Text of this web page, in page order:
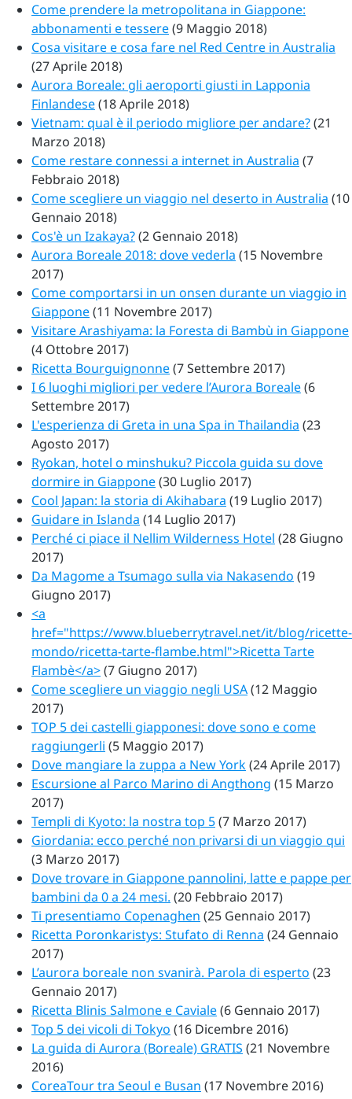
Come prendere la metropolitana in Giappone:
abbonamenti e tessere(9 Maggio 2018)
Cosa visitare e cosa fare nel Red Centre in Australia
(27 Aprile 2018)
Aurora Boreale: gli aeroporti giusti in Lapponia
Finlandese(18 Aprile 2018)
Vietnam: qual è il periodo migliore per andare?(21
Marzo 2018)
Come restare connessi a internet in Australia (7
Febbraio 2018)
Come scegliere un viaggio nel deserto in Australia (10
Gennaio 2018)
Cos'è un Izakaya?(2 Gennaio 2018)
Aurora Boreale 2018: dove vederla (15 Novembre
2017)
Come comportarsi in un onsen durante un viaggio in
Giappone(11 Novembre 2017)
Visitare Arashiyama: la Foresta di Bambù in Giappone
(4 Ottobre 2017)
Ricetta Bourguignonne(7 Settembre 2017)
I 6 luoghi migliori per vedere l’Aurora Boreale(6
Settembre 2017)
L'esperienza di Greta in una Spa in Thailandia (23
Agosto 2017)
Ryokan, hotel o minshuku? Piccola guida su dove
dormire in Giappone(30 Luglio 2017)
Cool Japan: la storia di Akihabara (19 Luglio 2017)
Guidare in Islanda (14 Luglio 2017)
Perché ci piace il Nellim Wilderness Hotel (28 Giugno
2017)
Da Magome a Tsumago sulla via Nakasendo (19
Giugno 2017)
<a
href="https://www.blueberrytravel.net/it/blog/ricette-
mondo/ricetta-tarte-flambe.html">Ricetta Tarte
Flambè</a>(7 Giugno 2017)
Come scegliere un viaggio negli USA(12 Maggio
2017)
TOP 5 dei castelli giapponesi: dove sono e come
raggiungerli (5 Maggio 2017)
Dove mangiare la zuppa a New York(24 Aprile 2017)
Escursione al Parco Marino di Angthong (15 Marzo
2017)
Templi di Kyoto: la nostra top 5(7 Marzo 2017)
Giordania: ecco perché non privarsi di un viaggio qui
(3 Marzo 2017)
Dove trovare in Giappone pannolini, latte e pappe per
bambini da 0 a 24 mesi. (20 Febbraio 2017)
Ti presentiamo Copenaghen (25 Gennaio 2017)
Ricetta Poronkaristys: Stufato di Renna (24 Gennaio
2017)
L’aurora boreale non svanirà. Parola di esperto (23
Gennaio 2017)
Ricetta Blinis Salmone e Caviale(6 Gennaio 2017)
Top 5 dei vicoli di Tokyo (16 Dicembre 2016)
La guida di Aurora (Boreale) GRATIS (21 Novembre
2016)
CoreaTour tra Seoul e Busan (17 Novembre 2016)